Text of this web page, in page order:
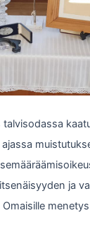
ja